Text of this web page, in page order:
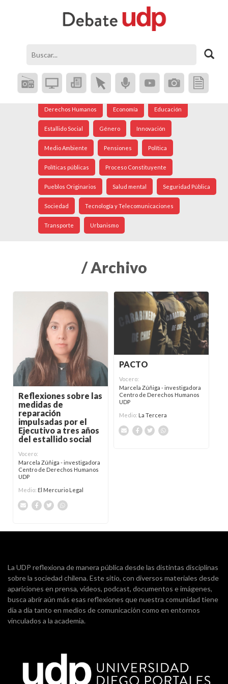
Coronavirus Crisis Social Democracia
Derechos Humanos Economía Educación
Estallido Social Género Innovación
Medio Ambiente Pensiones Política
Políticas públicas Proceso Constituyente
Pueblos Originarios Salud mental Seguridad Pública
Sociedad Tecnología y Telecomunicaciones
Transporte Urbanismo
/ Archivo
Reflexiones sobre las
medidas de
reparación
impulsadas por el
Ejecutivo a tres años
del estallido social
Vocero:
Marcela Zúñiga - investigadora
Centro de Derechos Humanos
UDP
Medio: El Mercurio Legal
PACTO
Vocero:
Marcela Zúñiga - investigadora
Centro de Derechos Humanos
UDP
Medio: La Tercera
La UDP reflexiona de manera pública desde las distintas disciplinas
sobre la sociedad chilena. Este sitio, con diversos materiales desde
apariciones en prensa, videos, podcast, documentos e imágenes,
busca abrir aún más esas reflexiones que nuestra comunidad tiene
día a día tanto en medios de comunicación como en entornos
vinculados a la academia.